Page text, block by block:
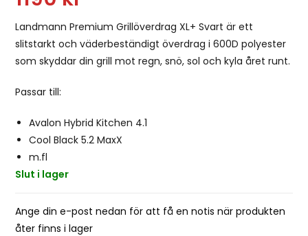
Landmann Premium Grillöverdrag XL+ Svart är ett
slitstarkt och väderbeständigt överdrag i 600D polyester
som skyddar din grill mot regn, snö, sol och kyla året runt.
Passar till:
Avalon Hybrid Kitchen 4.1
Cool Black 5.2 MaxX
m.fl
Slut i lager
Ange din e-post nedan för att få en notis när produkten
åter finns i lager